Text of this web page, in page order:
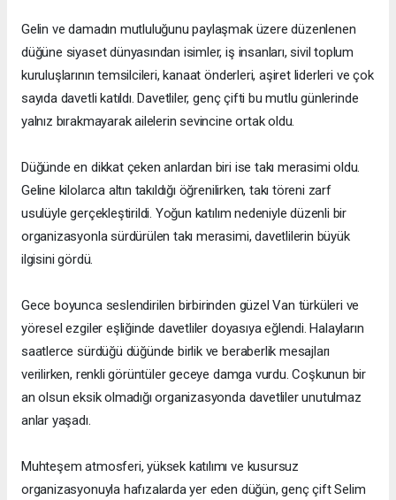
Gelin ve damadın mutluluğunu paylaşmak üzere düzenlenen
düğüne siyaset dünyasından isimler, iş insanları, sivil toplum
kuruluşlarının temsilcileri, kanaat önderleri, aşiret liderleri ve çok
sayıda davetli katıldı. Davetliler, genç çifti bu mutlu günlerinde
yalnız bırakmayarak ailelerin sevincine ortak oldu.
Düğünde en dikkat çeken anlardan biri ise takı merasimi oldu.
Geline kilolarca altın takıldığı öğrenilirken, takı töreni zarf
usulüyle gerçekleştirildi. Yoğun katılım nedeniyle düzenli bir
organizasyonla sürdürülen takı merasimi, davetlilerin büyük
ilgisini gördü.
Gece boyunca seslendirilen birbirinden güzel Van türküleri ve
yöresel ezgiler eşliğinde davetliler doyasıya eğlendi. Halayların
saatlerce sürdüğü düğünde birlik ve beraberlik mesajları
verilirken, renkli görüntüler geceye damga vurdu. Coşkunun bir
an olsun eksik olmadığı organizasyonda davetliler unutulmaz
anlar yaşadı.
Muhteşem atmosferi, yüksek katılımı ve kusursuz
organizasyonuyla hafızalarda yer eden düğün, genç çift Selim